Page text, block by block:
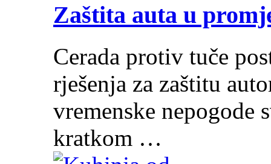
Zaštita auta u
Cerada protiv tuče
rješenja za zaštitu
vremenske nepogode
kratkom …